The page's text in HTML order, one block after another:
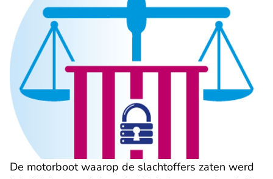
De motorboot waarop de slachtoffers zaten werd